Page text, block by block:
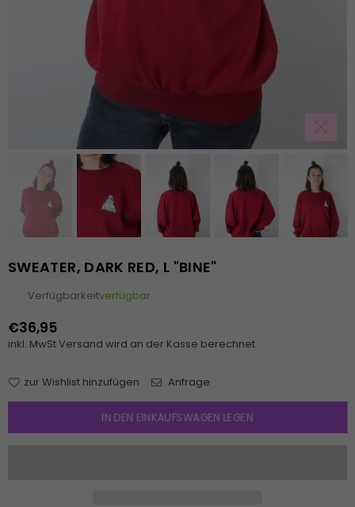
SWEATER, DARK RED, L "BINE"
Verfügbarkeitverfügbar
Normaler
Preis
€36,95
inkl. MwStVersand wird an der Kasse berechnet.
zur Wishlist hinzufügen Anfrage
IN DEN EINKAUFSWAGEN LEGEN